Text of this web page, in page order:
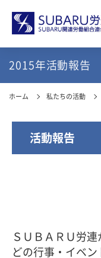
2015年活動報告
ホーム 私たちの活動
活動報告
ＳＵＢＡＲＵ労
どの行事・イベン